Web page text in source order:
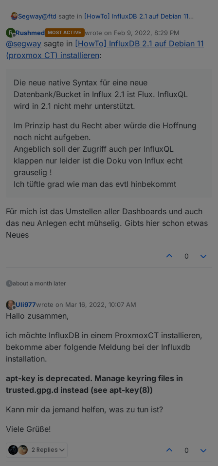
Segway@ftd sagte in [HowTo] InfluxDB 2.1 auf Debian 11
@docgameAhh, moment...
Du hast einen neuen Container erstellt. Du hast
Syntax nutzen --> das funktioniert nicht
wird in 2.1 nicht mehr unterstützt.
Im Prinzip hast du Recht aber würde die Hoffnung
noch nicht aufgeben.
Angeblich soll der Zugriff auch per InfluxQL klappen
Ich tüftle grad wie man das evtl hinbekommt :-)
R Rushmed MOST ACTIVE wrote on Feb 9, 2022, 8:29 PM
last edited by
@segway sagte in [HowTo] InfluxDB 2.1 auf Debian 11
(proxmox CT) installieren:
Die neue native Syntax für eine neue
Datenbank/Bucket in Influx 2.1 ist Flux. InfluxQL
wird in 2.1 nicht mehr unterstützt.
Im Prinzip hast du Recht aber würde die Hoffnung
noch nicht aufgeben.
Angeblich soll der Zugriff auch per InfluxQL
klappen nur leider ist die Doku von Influx echt
grauselig !
Ich tüftle grad wie man das evtl hinbekommt
Für mich ist das Umstellen aller Dashboards und auch
das neu Anlegen echt mühselig. Gibts hier schon etwas
Neues
0
about a month later
Offline
Uli977wrote on Mar 16, 2022, 10:07 AM
last edited by
Hallo zusammen,
ich möchte InfluxDB in einem ProxmoxCT installieren,
bekomme aber folgende Meldung bei der Influxdb
installation.
apt-key is deprecated. Manage keyring files in
trusted.gpg.d instead (see apt-key(8))
Kann mir da jemand helfen, was zu tun ist?
Viele Grüße!
2 Replies 0